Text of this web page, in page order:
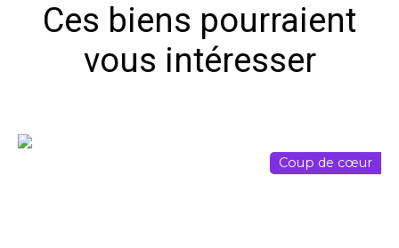
Ces biens pourraient
vous intéresser
Coup de cœur